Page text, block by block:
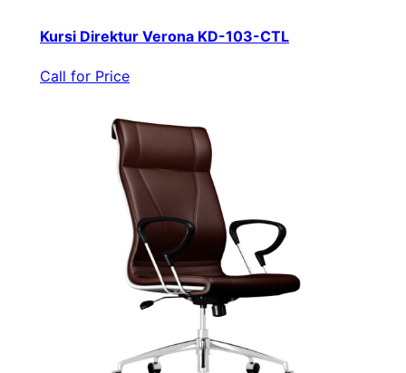
Kursi Direktur Verona KD-103-CTL
Call for Price